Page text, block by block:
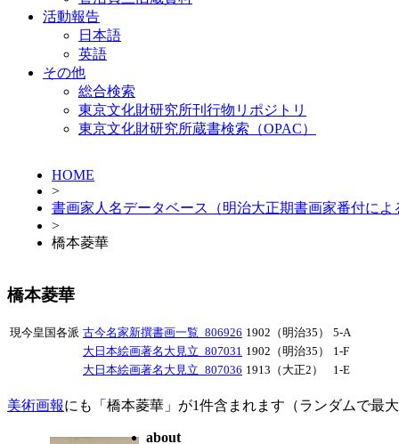
活動報告
日本語
英語
その他
総合検索
東京文化財研究所刊行物リポジトリ
東京文化財研究所蔵書検索（OPAC）
HOME
>
書画家人名データベース（明治大正期書画家番付によ
>
橋本菱華
橋本菱華
現今皇国各派 古今名家新撰書画一覧_806926 1902（明治35）
5-A
大日本絵画著名大見立_807031 1902（明治35）
1-F
大日本絵画著名大見立_807036 1913（大正2） 1-E
美術画報にも「橋本菱華」が1件含まれます（ランダムで最
about